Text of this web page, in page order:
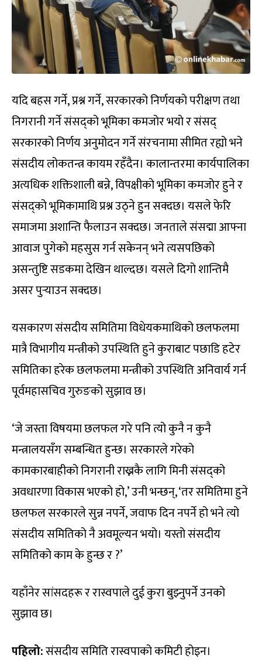
यदि बहस गर्ने, प्रश्न गर्ने, सरकारको निर्णयको परीक्षण तथा
निगरानी गर्ने संसद्को भूमिका कमजोर भयो र संसद्
सरकारको निर्णय अनुमोदन गर्ने संरचनामा सीमित रह्यो भने
संसदीय लोकतन्त्र कायम रहँदैन। कालान्तरमा कार्यपालिका
अत्यधिक शक्तिशाली बन्ने, विपक्षीको भूमिका कमजोर हुने र
संसद्को भूमिकामाथि प्रश्न उठ्ने हुन सक्दछ। यसले फेरि
समाजमा अशान्ति फैलाउन सक्दछ। जनताले संसद्मा आफ्ना
आवाज पुगेको महसुस गर्न सकेनन् भने त्यसपछिको
असन्तुष्टि सडकमा देखिन थाल्दछ। यसले दिगो शान्तिमै
असर पुर्‍याउन सक्दछ।
यसकारण संसदीय समितिमा विधेयकमाथिको छलफलमा
मात्रै विभागीय मन्त्रीको उपस्थिति हुने कुराबाट पछाडि हटेर
समितिका हरेक छलफलमा मन्त्रीको उपस्थिति अनिवार्य गर्न
पूर्वमहासचिव गुरुङको सुझाव छ।
‘जे जस्ता विषयमा छलफल गरे पनि त्यो कुनै न कुनै
मन्त्रालयसँग सम्बन्धित हुन्छ। सरकारले गरेको
कामकारबाहीको निगरानी राख्नकै लागि मिनी संसद्को
अवधारणा विकास भएको हो,’ उनी भन्छन्, ‘तर समितिमा हुने
छलफल सरकारले सुन्न नपर्ने, जवाफ दिन नपर्ने हो भने त्यो
संसदीय समितिको नै अवमूल्यन भयो। यस्तो संसदीय
समितिको काम के हुन्छ र ?’
यहाँनेर सांसदहरू र रास्वपाले दुई कुरा बुझ्नुपर्ने उनको
सुझाव छ।
पहिलो:संसदीय समिति रास्वपाको कमिटी होइन।